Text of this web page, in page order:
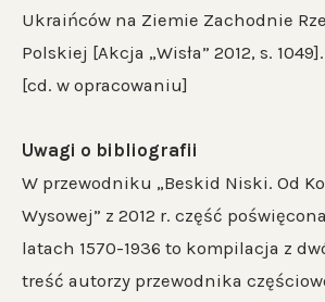
Ukraińców na Ziemie Zachodnie
Polskiej [Akcja „Wisła” 2012, s. 1049].
[cd. w opracowaniu]
Uwagi o bibliografii
W przewodniku „Beskid Niski. Od
Wysowej” z 2012 r. część
latach 1570-1936 to kompilacja z
treść autorzy przewodnika